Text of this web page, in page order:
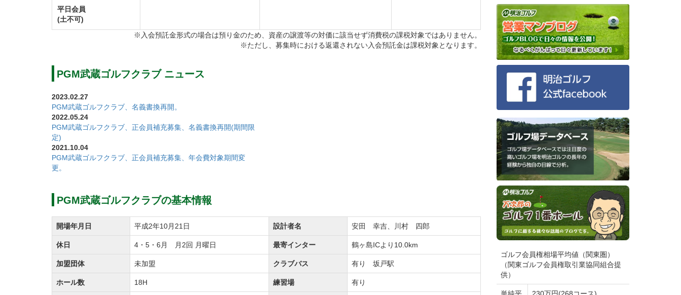
【新社名】ネクスト・ゴルフ・マネジメント株式会社
代表取締役 ＣＥＯ 田代祐子
代表取締役社長 ＣＯＯ 望月智洋
【運営施設数】ゴルフ場39ヶ所・ゴルフ練習場2ヶ所
〒140-0002
東京都品川区東品川4-12-4
品川シーサイドパークタワー9階
パシフィックゴルフマネージメント株式会社による運営を開始しました。
ゴルフ場名称変更（令和3年4月1日付）
【変更前】武蔵ゴルフクラブ
【変更後】PGM武蔵ゴルフクラブ
会員権の名義書換について
令和2年12月15日より会員権の名義書換を一時停止します。
平日会員
(土不可)
※入会預託金形式の場合は預り金のため、資産の譲渡等の対価に該当せず消費税の課税対象ではありません。
※ただし、募集時における返還されない入会預託金は課税対象となります。
PGM武蔵ゴルフクラブ ニュース
2023.02.27
PGM武蔵ゴルフクラブ、名義書換再開。
2022.05.24
PGM武蔵ゴルフクラブ、正会員補充募集、名義書換再開(期間限
定)
2021.10.04
PGM武蔵ゴルフクラブ、正会員補充募集、年会費対象期間変
更。
PGM武蔵ゴルフクラブの基本情報
開場年月日 平成2年10月21日 設計者名 安田 幸吉、川村 四郎
休日 4・5・6月 月2回 月曜日 最寄インター 鶴ヶ島ICより10.0km
加盟団体 未加盟 クラブバス 有り 坂戸駅
ホール数 18H 練習場 有り
ゴルフ会員権相場平均値（関東圏）
（関東ゴルフ会員権取引業協同組合提
供）